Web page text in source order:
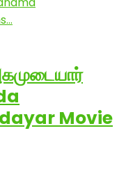
Movie